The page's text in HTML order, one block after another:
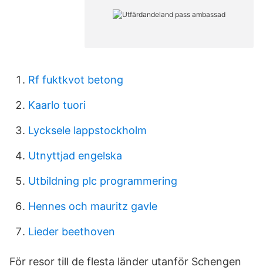
Rf fuktkvot betong
Kaarlo tuori
Lycksele lappstockholm
Utnyttjad engelska
Utbildning plc programmering
Hennes och mauritz gavle
Lieder beethoven
För resor till de flesta länder utanför Schengen